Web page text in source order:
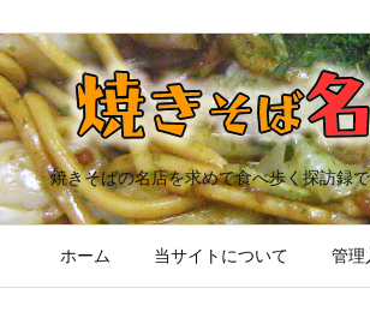
焼きそばの名店を求めて食べ歩く探訪録
ホーム 当サイトについて 管理